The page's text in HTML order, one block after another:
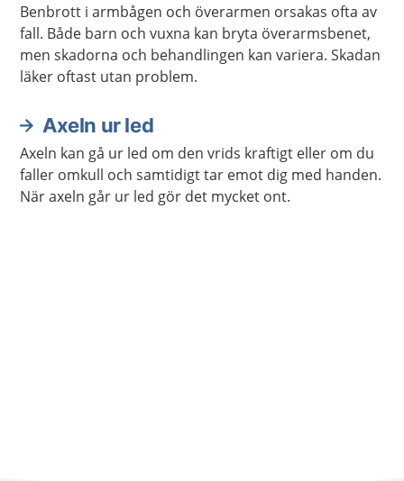
Benbrott i armbågen och överarmen orsakas ofta av
fall. Både barn och vuxna kan bryta överarmsbenet,
men skadorna och behandlingen kan variera. Skadan
läker oftast utan problem.
Axeln ur led
Axeln kan gå ur led om den vrids kraftigt eller om du
faller omkull och samtidigt tar emot dig med handen.
När axeln går ur led gör det mycket ont.